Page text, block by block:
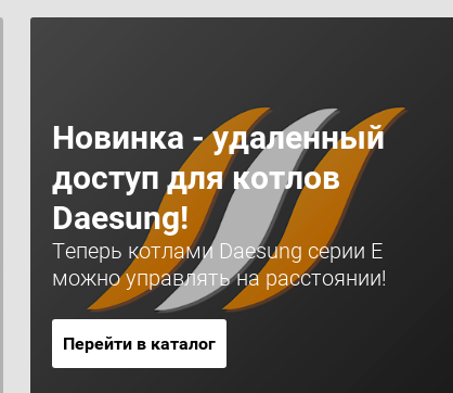
Новинка - удаленный
доступ для котлов
Daesung!
Теперь котлами Daesung серии Е
можно управлять на расстоянии!
Перейти в каталог